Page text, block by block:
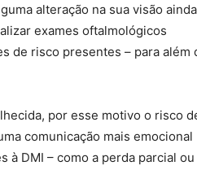
alteração na sua visão ainda
exames oftalmológicos
de risco presentes – para além
por esse motivo o risco
comunicação mais emocional
DMI – como a perda parcial ou